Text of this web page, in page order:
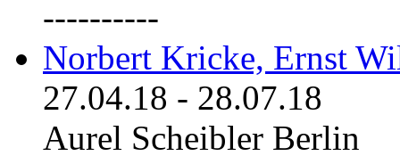
----------
Norbert Kricke, Ernst
27.04.18 - 28.07.18
Aurel Scheibler Berlin